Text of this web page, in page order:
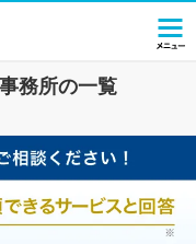
務所の一覧